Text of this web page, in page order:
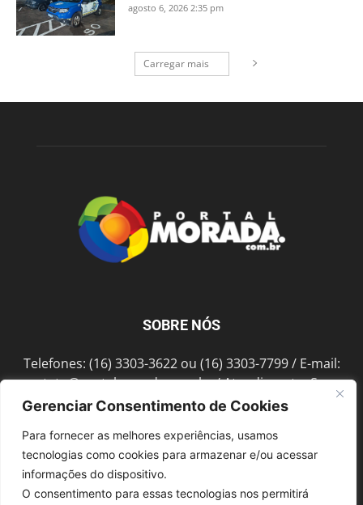
Gerenciar Consentimento de Cookies
Para fornecer as melhores experiências, usamos
tecnologias como cookies para armazenar e/ou acessar
informações do dispositivo.
O consentimento para essas tecnologias nos permitirá
agosto 6, 2026 2:35 pm
Carregar mais
SOBRE NÓS
Telefones: (16) 3303-3622 ou (16) 3303-7799 / E-mail:
contato@portalmorada.com.br/ Atendimento: Seg a
Sex das 8h às 18h / Endereço: Av. Bento de Abreu, 889
SIGA-NOS